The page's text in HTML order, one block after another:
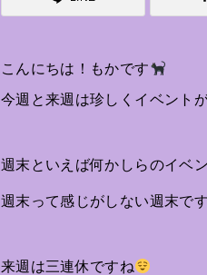
こんにちは！もかです
今週と来週は珍しくイベント
週末といえば何かしらのイベ
週末って感じがしない週末で
来週は三連休ですね